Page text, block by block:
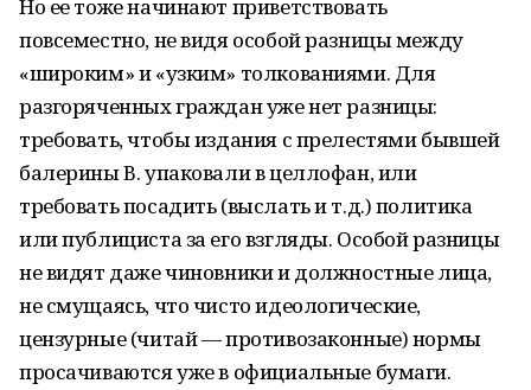
Но ее тоже начинают приветствовать
повсеместно, не видя особой разницы между
«широким» и «узким» толкованиями. Для
разгоряченных граждан уже нет разницы:
требовать, чтобы издания с прелестями бывшей
балерины В. упаковали в целлофан, или
требовать посадить (выслать и т.д.) политика
или публициста за его взгляды. Особой разницы
не видят даже чиновники и должностные лица,
не смущаясь, что чисто идеологические,
цензурные (читай — противозаконные) нормы
просачиваются уже в официальные бумаги.